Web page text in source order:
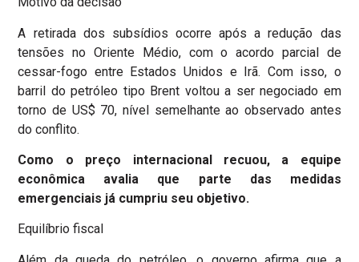
A retirada dos subsídios ocorre após a redução das
tensões no Oriente Médio, com o acordo parcial de
cessar-fogo entre Estados Unidos e Irã. Com isso, o
barril do petróleo tipo Brent voltou a ser negociado em
torno de US$ 70, nível semelhante ao observado antes
do conflito.
Como o preço internacional recuou, a equipe
econômica avalia que parte das medidas
emergenciais já cumpriu seu objetivo.
Equilíbrio fiscal